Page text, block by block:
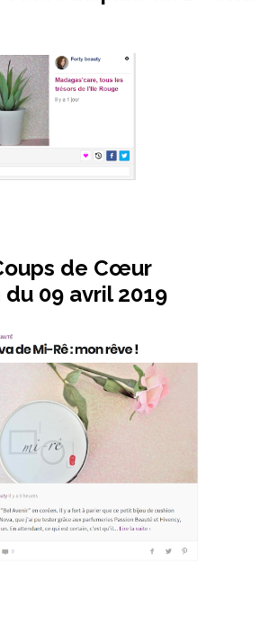
de Cœur
09 avril 2019